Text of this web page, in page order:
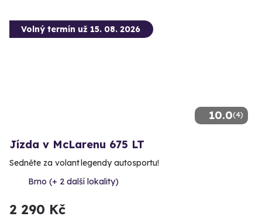
10.0(4)
Volný termín už 15. 08. 2026
Jízda v McLarenu 675 LT
Sedněte za volant legendy autosportu!
Brno (+ 2 další lokality)
2 290 Kč